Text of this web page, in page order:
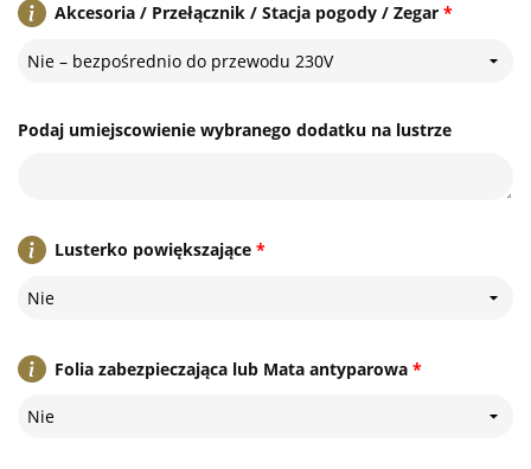
*
Akcesoria / Przełącznik / Stacja pogody / Zegar
Nie – bezpośrednio do przewodu 230V
Podaj umiejscowienie wybranego dodatku na lustrze
*
Lusterko powiększające
Nie
*
Folia zabezpieczająca lub Mata antyparowa
Nie